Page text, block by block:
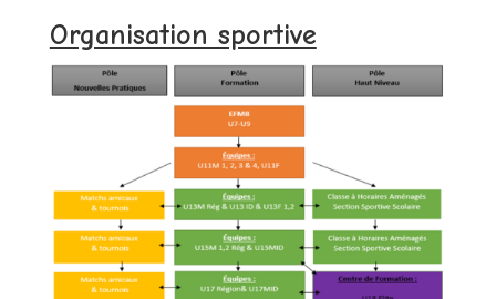
Organisation sportive